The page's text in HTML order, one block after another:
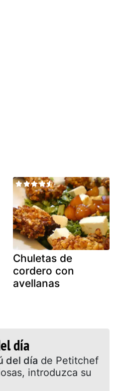
Chuletas de
cordero con
avellanas
día
del día de Petitchef
introduzca su